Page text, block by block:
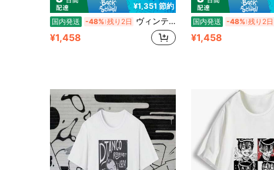
¥1,351 節約
国内発送 -48% 残り2日 ヴィンテージ 90 年代 ジョン リー フッカー ディック ウォーターマンによる写真プリント T シャツ サイズ 90 年代 作曲家 ブルース ジャズ クール ビバップ アメリカン シンガー T シャツ
¥1,458
国内発送 -48% 残り2日
¥1,458